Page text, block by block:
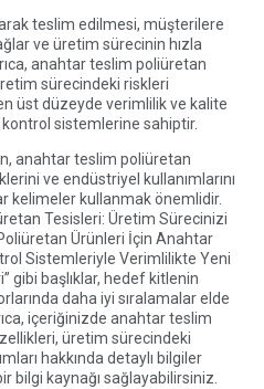
teslim edilmesi, müşterilere
ve üretim sürecinin hızla
anahtar teslim poliüretan
sürecindeki riskleri
üst düzeyde verimlilik ve kalite
sistemlerine sahiptir.
anahtar teslim poliüretan
ve endüstriyel kullanımlarını
kelimeler kullanmak önemlidir.
Tesisleri: Üretim Sürecinizi
Poliüretan Ürünleri İçin Anahtar
Sistemleriyle Verimlilikte Yeni
gibi başlıklar, hedef kitlenin
daha iyi sıralamalar elde
içeriğinizde anahtar teslim
üretim sürecindeki
hakkında detaylı bilgiler
bilgi kaynağı sağlayabilirsiniz.